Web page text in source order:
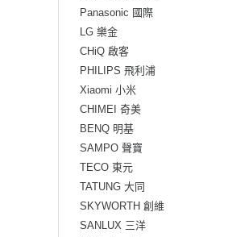
Panasonic 國際
LG 樂金
CHiQ 啟客
PHILIPS 飛利浦
Xiaomi 小米
CHIMEI 奇美
BENQ 明基
SAMPO 聲寶
TECO 東元
TATUNG 大同
SKYWORTH 創維
SANLUX 三洋